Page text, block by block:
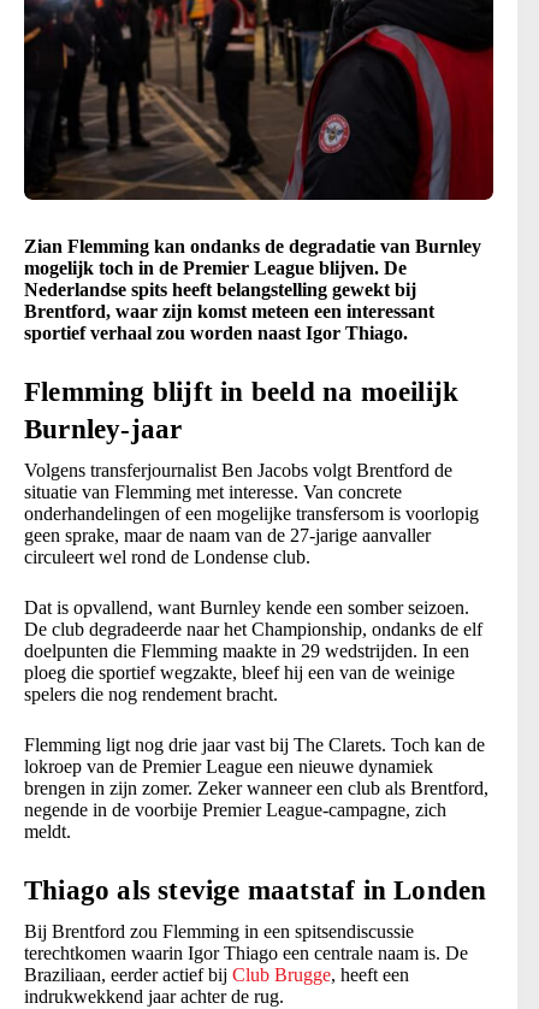
Zian Flemming kan ondanks de degradatie van Burnley
mogelijk toch in de Premier League blijven. De
Nederlandse spits heeft belangstelling gewekt bij
Brentford, waar zijn komst meteen een interessant
sportief verhaal zou worden naast Igor Thiago.
Flemming blijft in beeld na moeilijk
Burnley-jaar
Volgens transferjournalist Ben Jacobs volgt Brentford de
situatie van Flemming met interesse. Van concrete
onderhandelingen of een mogelijke transfersom is voorlopig
geen sprake, maar de naam van de 27-jarige aanvaller
circuleert wel rond de Londense club.
Dat is opvallend, want Burnley kende een somber seizoen.
De club degradeerde naar het Championship, ondanks de elf
doelpunten die Flemming maakte in 29 wedstrijden. In een
ploeg die sportief wegzakte, bleef hij een van de weinige
spelers die nog rendement bracht.
Flemming ligt nog drie jaar vast bij The Clarets. Toch kan de
lokroep van de Premier League een nieuwe dynamiek
brengen in zijn zomer. Zeker wanneer een club als Brentford,
negende in de voorbije Premier League-campagne, zich
meldt.
Thiago als stevige maatstaf in Londen
Bij Brentford zou Flemming in een spitsendiscussie
terechtkomen waarin Igor Thiago een centrale naam is. De
Braziliaan, eerder actief bij Club Brugge, heeft een
indrukwekkend jaar achter de rug.